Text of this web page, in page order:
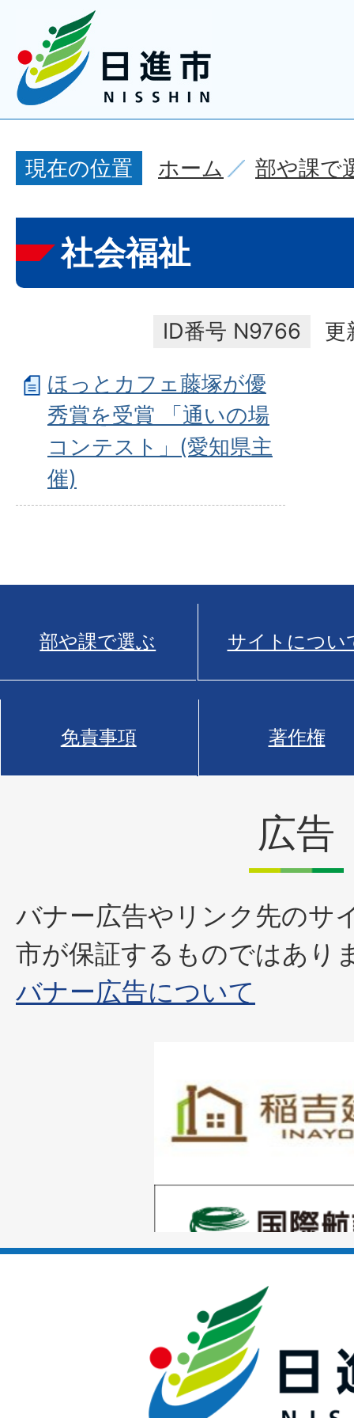
現在の位置 ホーム 部や課で
社会福祉
ID番号 N9766
更
ほっとカフェ藤塚が優
秀賞を受賞 「通いの場
コンテスト」(愛知県主
催)
部や課で選ぶ サイトについ
免責事項 著作権
広告
バナー広告やリンク先のサ
市が保証するものではあり
バナー広告について
枚
目
ラ
枚
ス
ラ
1
枚